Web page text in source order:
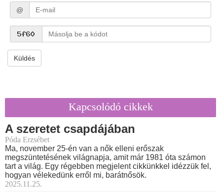
@
Küldés
Kapcsolódó cikkek
A szeretet csapdájában
Póda Erzsébet
Ma, november 25-én van a nők elleni erőszak
megszüntetésének világnapja, amit már 1981 óta számon
tart a világ. Egy régebben megjelent cikkünkkel idézzük fel,
hogyan vélekedünk erről mi, barátnősök.
2025.11.25.